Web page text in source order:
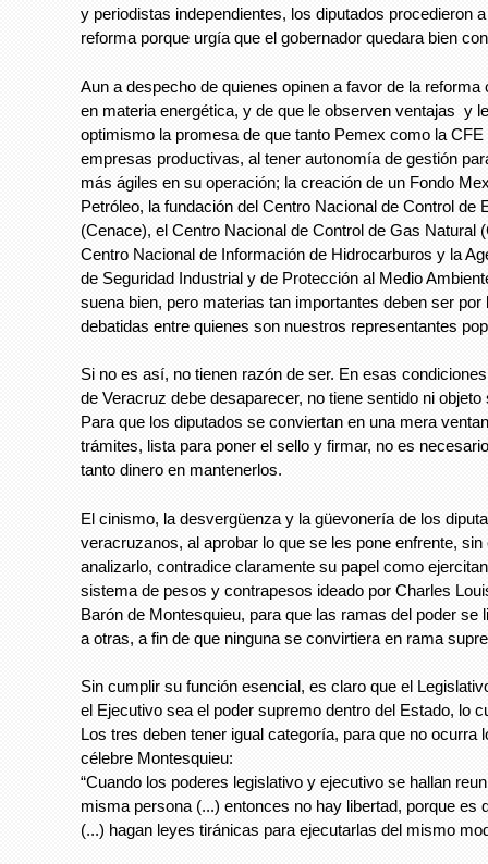
y periodistas independientes, los diputados procedieron
reforma porque urgía que el gobernador quedara bien
Aun a despecho de quienes opinen a favor de la reforma
en materia energética, y de que le observen ventajas y
optimismo la promesa de que tanto Pemex como la
empresas productivas, al tener autonomía de gestión
más ágiles en su operación; la creación de un Fondo
Petróleo, la fundación del Centro Nacional de Control de
(Cenace), el Centro Nacional de Control de Gas Natural
Centro Nacional de Información de Hidrocarburos y la
de Seguridad Industrial y de Protección al Medio
suena bien, pero materias tan importantes deben ser por
debatidas entre quienes son nuestros representantes
Si no es así, no tienen razón de ser. En esas
de Veracruz debe desaparecer, no tiene sentido ni
Para que los diputados se conviertan en una mera
trámites, lista para poner el sello y firmar, no es
tanto dinero en mantenerlos.
El cinismo, la desvergüenza y la güevonería de los
veracruzanos, al aprobar lo que se les pone enfrente,
analizarlo, contradice claramente su papel como
sistema de pesos y contrapesos ideado por Charles
Barón de Montesquieu, para que las ramas del poder se
a otras, a fin de que ninguna se convirtiera en rama
Sin cumplir su función esencial, es claro que el
el Ejecutivo sea el poder supremo dentro del Estado, lo
Los tres deben tener igual categoría, para que no ocurra
célebre Montesquieu:
“Cuando los poderes legislativo y ejecutivo se hallan
misma persona (...) entonces no hay libertad, porque es
(...) hagan leyes tiránicas para ejecutarlas del mismo